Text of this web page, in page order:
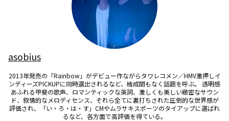
asobius
2013年発売の「Rainbow」がデビュー作ながらタワレコメン／HMV激押しイ
ンディーズPICKUPに同時選出されるなど、結成間もなく話題を呼ぶ。 透明感
あふれる甲斐の歌声、ロマンティックな英詞、激しくも美しい緻密なサウン
ド、叙情的なメロディセンス、それら全てに裏打ちされた圧倒的な世界感が
評価され、「い・ろ・は・す」CMやムラサキスポーツのタイアップに選ばれ
るなど、各方面で高評価を得ている。